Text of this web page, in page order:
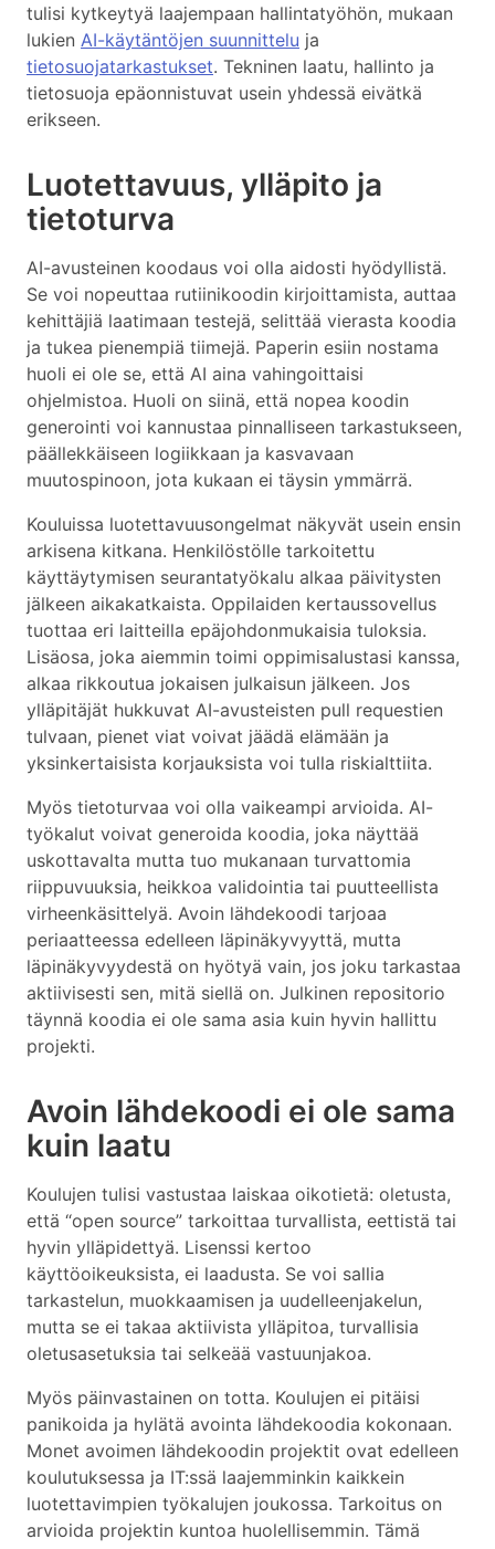
tulisi kytkeytyä laajempaan hallintatyöhön, mukaan
lukien AI-käytäntöjen suunnittelu ja
tietosuojatarkastukset. Tekninen laatu, hallinto ja
tietosuoja epäonnistuvat usein yhdessä eivätkä
erikseen.
Luotettavuus, ylläpito ja
tietoturva
AI-avusteinen koodaus voi olla aidosti hyödyllistä.
Se voi nopeuttaa rutiinikoodin kirjoittamista, auttaa
kehittäjiä laatimaan testejä, selittää vierasta koodia
ja tukea pienempiä tiimejä. Paperin esiin nostama
huoli ei ole se, että AI aina vahingoittaisi
ohjelmistoa. Huoli on siinä, että nopea koodin
generointi voi kannustaa pinnalliseen tarkastukseen,
päällekkäiseen logiikkaan ja kasvavaan
muutospinoon, jota kukaan ei täysin ymmärrä.
Kouluissa luotettavuusongelmat näkyvät usein ensin
arkisena kitkana. Henkilöstölle tarkoitettu
käyttäytymisen seurantatyökalu alkaa päivitysten
jälkeen aikakatkaista. Oppilaiden kertaussovellus
tuottaa eri laitteilla epäjohdonmukaisia tuloksia.
Lisäosa, joka aiemmin toimi oppimisalustasi kanssa,
alkaa rikkoutua jokaisen julkaisun jälkeen. Jos
ylläpitäjät hukkuvat AI-avusteisten pull requestien
tulvaan, pienet viat voivat jäädä elämään ja
yksinkertaisista korjauksista voi tulla riskialttiita.
Myös tietoturvaa voi olla vaikeampi arvioida. AI-
työkalut voivat generoida koodia, joka näyttää
uskottavalta mutta tuo mukanaan turvattomia
riippuvuuksia, heikkoa validointia tai puutteellista
virheenkäsittelyä. Avoin lähdekoodi tarjoaa
periaatteessa edelleen läpinäkyvyyttä, mutta
läpinäkyvyydestä on hyötyä vain, jos joku tarkastaa
aktiivisesti sen, mitä siellä on. Julkinen repositorio
täynnä koodia ei ole sama asia kuin hyvin hallittu
projekti.
Avoin lähdekoodi ei ole sama
kuin laatu
Koulujen tulisi vastustaa laiskaa oikotietä: oletusta,
että “open source” tarkoittaa turvallista, eettistä tai
hyvin ylläpidettyä. Lisenssi kertoo
käyttöoikeuksista, ei laadusta. Se voi sallia
tarkastelun, muokkaamisen ja uudelleenjakelun,
mutta se ei takaa aktiivista ylläpitoa, turvallisia
oletusasetuksia tai selkeää vastuunjakoa.
Myös päinvastainen on totta. Koulujen ei pitäisi
panikoida ja hylätä avointa lähdekoodia kokonaan.
Monet avoimen lähdekoodin projektit ovat edelleen
koulutuksessa ja IT:ssä laajemminkin kaikkein
luotettavimpien työkalujen joukossa. Tarkoitus on
arvioida projektin kuntoa huolellisemmin. Tämä